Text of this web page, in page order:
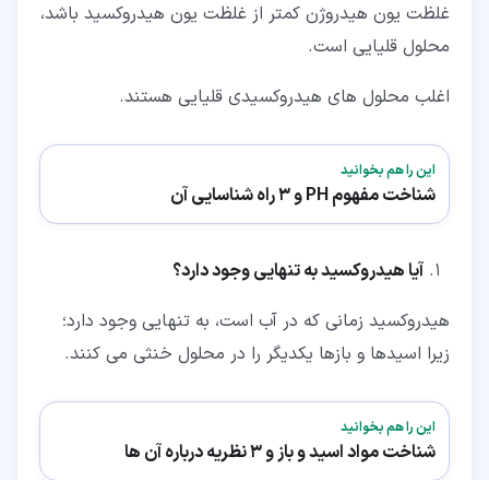
غلظت یون هیدروژن کمتر از غلظت یون هیدروکسید باشد،
محلول قلیایی است.
اغلب محلول های هیدروکسیدی قلیایی هستند.
این را هم بخوانید
شناخت مفهوم PH و 3 راه شناسایی آن
آیا هیدروکسید به تنهایی وجود دارد؟
هیدروکسید زمانی که در آب است، به تنهایی وجود دارد؛
زیرا اسیدها و بازها یکدیگر را در محلول خنثی می کنند.
این را هم بخوانید
شناخت مواد اسید و باز و 3 نظریه درباره آن ها